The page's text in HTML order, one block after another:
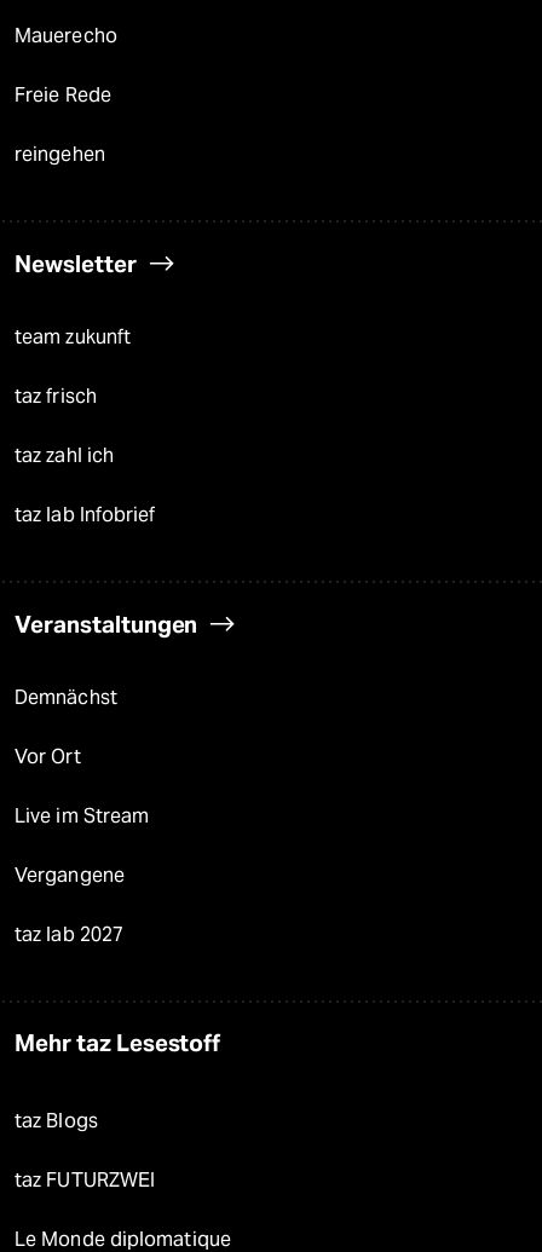
Mauerecho
Freie Rede
reingehen
Newsletter
team zukunft
taz frisch
taz zahl ich
taz lab Infobrief
Veranstaltungen
Demnächst
Vor Ort
Live im Stream
Vergangene
taz lab 2027
Mehr taz Lesestoff
taz Blogs
taz FUTURZWEI
Le Monde diplomatique